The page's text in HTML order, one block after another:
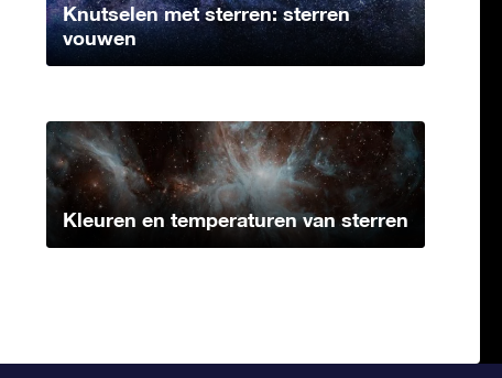
Knutselen met sterren: sterren
vouwen
Kleuren en temperaturen van sterren